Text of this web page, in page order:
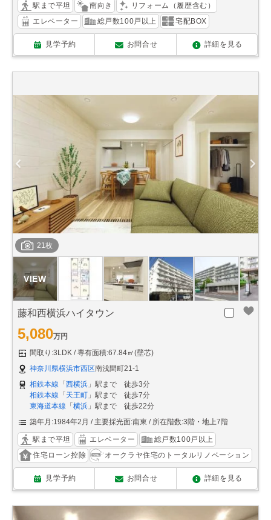
駅まで平坦 南向き
リフォーム（履歴含む）
エレベーター
総戸数100戸以上 宅配BOX
見学予約 お問合せ 詳細を見る
21枚
藤和西横浜ハイタウン
5,080万円
間取り:3LDK
専有面積:67.84㎡(壁芯)
神奈川県横浜市西区南浅間町21-1
相鉄本線 「 西横浜 」駅まで 徒歩3分
相鉄本線 「 天王町 」駅まで 徒歩7分
東海道本線 「 横浜 」駅まで 徒歩22分
築年月:1984年2月
主要採光面:南東 所在階数:3階・地上7階
駅まで平坦 エレベーター
総戸数100戸以上
住宅ローン控除
オークラヤ住宅のトータルリノベーション
見学予約 お問合せ 詳細を見る